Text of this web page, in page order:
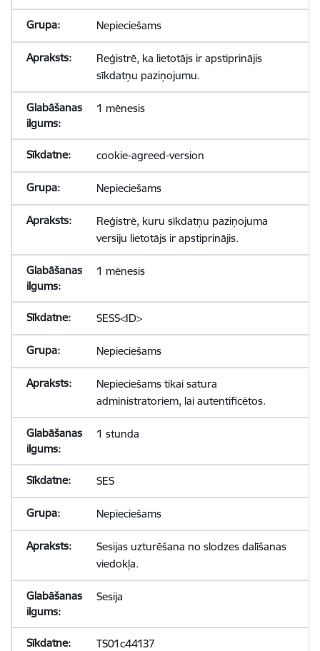
Nepieciešams
Reģistrē, ka lietotājs ir apstiprinājis
sīkdatņu paziņojumu.
1 mēnesis
cookie-agreed-version
Nepieciešams
Reģistrē, kuru sīkdatņu paziņojuma
versiju lietotājs ir apstiprinājis.
1 mēnesis
SESS<ID>
Nepieciešams
Nepieciešams tikai satura
administratoriem, lai autentificētos.
1 stunda
SES
Nepieciešams
Sesijas uzturēšana no slodzes dalīšanas
viedokļa.
Sesija
TS01c44137